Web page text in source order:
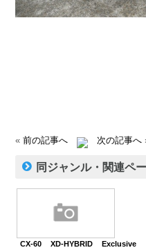
«前の記事へ 次の記事へ
同ジャンル・関連ペ
CX-60 XD-HYBRID Exclusive